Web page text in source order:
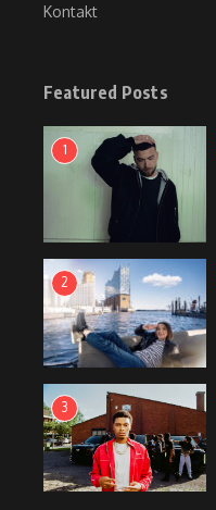
Kontakt
Featured Posts
1
2
3